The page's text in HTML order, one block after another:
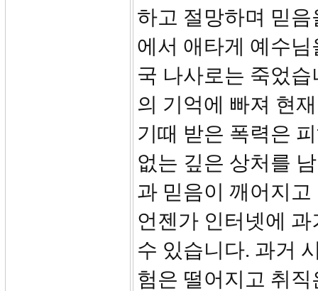
하고 절망하며 믿
에서 애타게 예수
국 나사로는 죽었
의 기억에 빠져 현
기때 받은 폭력은
없는 깊은 상처를
과 믿음이 깨어지
언젠가 인터넷에
수 있습니다. 과거
험은 떨어지고 취